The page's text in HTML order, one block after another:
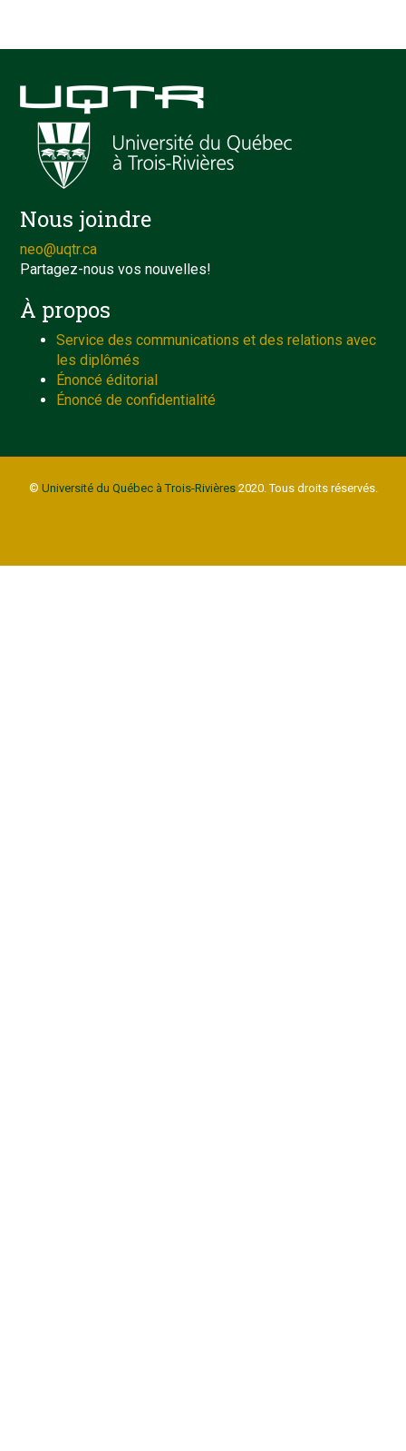
Nous joindre
neo@uqtr.ca
Partagez-nous vos nouvelles!
À propos
Service des communications et des relations avec
les diplômés
Énoncé éditorial
Énoncé de confidentialité
© Université du Québec à Trois-Rivières2020. Tous droits réservés.